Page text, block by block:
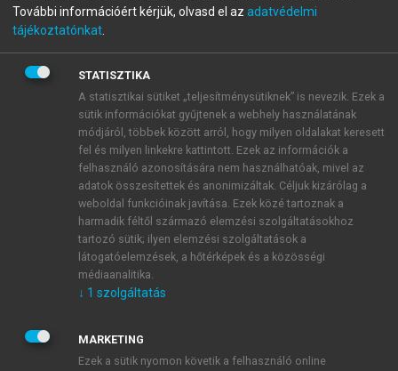
A regisztráció után apróbaidőszakautomatikusan
BELÉPÉS SAJÁT FIÓKKAL
ÚJ FIÓK LÉTREHOZÁSA
1 óra díjmentes hozzáférés
E-MAIL-CÍM
JELSZÓ
További információért kérjük, olvasd el az adatvédelmi
tájékoztatónkat
STATISZTIKA
A statisztikai sütiket „teljesítménysütiknek” is nevezik. Ezek a
sütik információkat gyűjtenek a webhely használatának
módjáról, többek között arról, hogy milyen oldalakat keresett
fel és milyen linkekre kattintott. Ezek az információk a
felhasználó azonosítására nem használhatóak, mivel az
adatok összesítettek és anonimizáltak. Céljuk kizárólag a
weboldal funkcióinak javítása. Ezek közé tartoznak a
harmadik féltől származó elemzési szolgáltatásokhoz
tartozó sütik; ilyen elemzési szolgáltatások a
látogatóelemzések, a hőtérképek és a közösségi
médiaanalitika.
↓ 1 szolgáltatás
MARKETING
Ezek a sütik nyomon követik a felhasználó online